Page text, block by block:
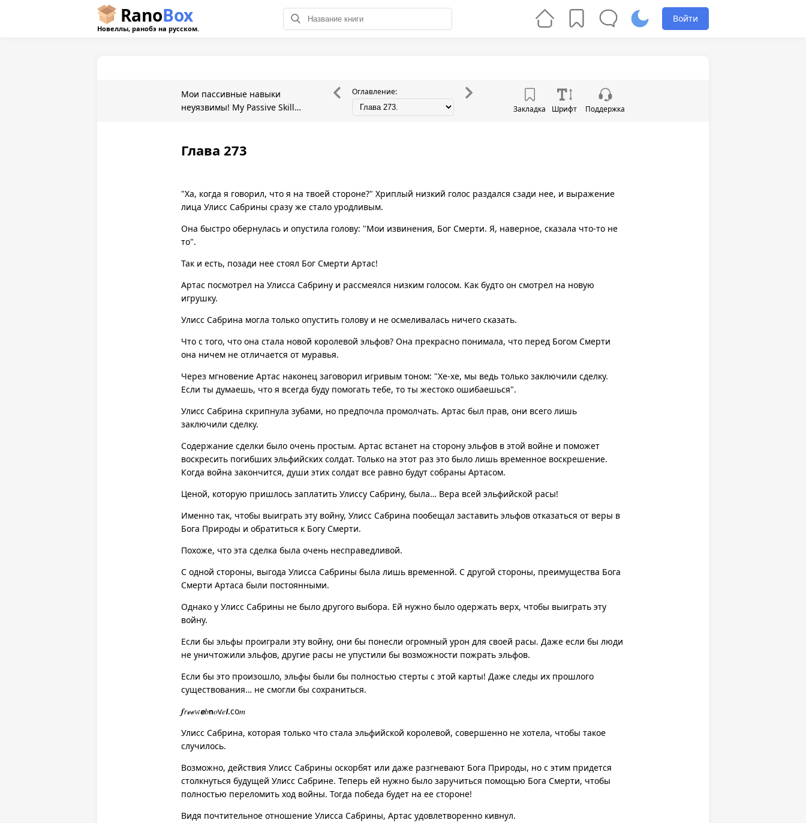
RanoBox
Новеллы, ранобэ на русском.
Войти
Мои пассивные навыки
неуязвимы! My Passive Skills
Оглавление:
Закладка
Шрифт Поддержка
Глава 273
"Ха, когда я говорил, что я на твоей стороне?" Хриплый низкий голос раздался сзади нее, и выражение
лица Улисс Сабрины сразу же стало уродливым.
Она быстро обернулась и опустила голову: "Мои извинения, Бог Смерти. Я, наверное, сказала что-то не
то".
Так и есть, позади нее стоял Бог Смерти Артас!
Артас посмотрел на Улисса Сабрину и рассмеялся низким голосом. Как будто он смотрел на новую
игрушку.
Улисс Сабрина могла только опустить голову и не осмеливалась ничего сказать.
Что с того, что она стала новой королевой эльфов? Она прекрасно понимала, что перед Богом Смерти
она ничем не отличается от муравья.
Через мгновение Артас наконец заговорил игривым тоном: "Хе-хе, мы ведь только заключили сделку.
Если ты думаешь, что я всегда буду помогать тебе, то ты жестоко ошибаешься".
Улисс Сабрина скрипнула зубами, но предпочла промолчать. Артас был прав, они всего лишь
заключили сделку.
Содержание сделки было очень простым. Артас встанет на сторону эльфов в этой войне и поможет
воскресить погибших эльфийских солдат. Только на этот раз это было лишь временное воскрешение.
Когда война закончится, души этих солдат все равно будут собраны Артасом.
Ценой, которую пришлось заплатить Улиссу Сабрину, была… Вера всей эльфийской расы!
Именно так, чтобы выиграть эту войну, Улисс Сабрина пообещал заставить эльфов отказаться от веры в
Бога Природы и обратиться к Богу Смерти.
Похоже, что эта сделка была очень несправедливой.
С одной стороны, выгода Улисса Сабрины была лишь временной. С другой стороны, преимущества Бога
Смерти Артаса были постоянными.
Однако у Улисс Сабрины не было другого выбора. Ей нужно было одержать верх, чтобы выиграть эту
войну.
Если бы эльфы проиграли эту войну, они бы понесли огромный урон для своей расы. Даже если бы люди
не уничтожили эльфов, другие расы не упустили бы возможности пожрать эльфов.
Если бы это произошло, эльфы были бы полностью стерты с этой карты! Даже следы их прошлого
существования… не смогли бы сохраниться.
𝒇𝘳ℯℯ𝚠𝙚𝑏𝗻𝑜ѵ𝑒𝙡.co𝑚
Улисс Сабрина, которая только что стала эльфийской королевой, совершенно не хотела, чтобы такое
случилось.
Возможно, действия Улисс Сабрины оскорбят или даже разгневают Бога Природы, но с этим придется
столкнуться будущей Улисс Сабрине. Теперь ей нужно было заручиться помощью Бога Смерти, чтобы
полностью переломить ход войны. Тогда победа будет на ее стороне!
Видя почтительное отношение Улисса Сабрины, Артас удовлетворенно кивнул.